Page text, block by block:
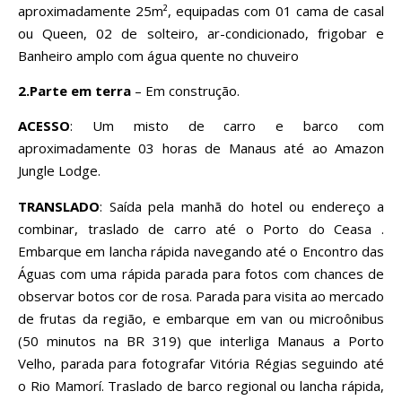
aproximadamente 25m², equipadas com 01 cama de casal
ou Queen, 02 de solteiro, ar-condicionado, frigobar e
Banheiro amplo com água quente no chuveiro
2.Parte em terra – Em construção.
ACESSO: Um misto de carro e barco com
aproximadamente 03 horas de Manaus até ao Amazon
Jungle Lodge.
TRANSLADO: Saída pela manhã do hotel ou endereço a
combinar, traslado de carro até o Porto do Ceasa .
Embarque em lancha rápida navegando até o Encontro das
Águas com uma rápida parada para fotos com chances de
observar botos cor de rosa. Parada para visita ao mercado
de frutas da região, e embarque em van ou microônibus
(50 minutos na BR 319) que interliga Manaus a Porto
Velho, parada para fotografar Vitória Régias seguindo até
o Rio Mamorí. Traslado de barco regional ou lancha rápida,